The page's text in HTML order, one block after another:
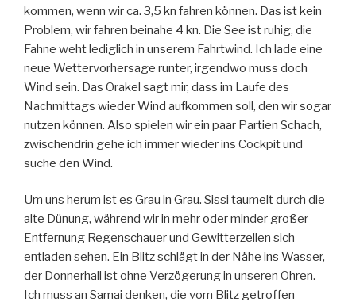
kommen, wenn wir ca. 3,5 kn fahren können. Das ist kein
Problem, wir fahren beinahe 4 kn. Die See ist ruhig, die
Fahne weht lediglich in unserem Fahrtwind. Ich lade eine
neue Wettervorhersage runter, irgendwo muss doch
Wind sein. Das Orakel sagt mir, dass im Laufe des
Nachmittags wieder Wind aufkommen soll, den wir sogar
nutzen können. Also spielen wir ein paar Partien Schach,
zwischendrin gehe ich immer wieder ins Cockpit und
suche den Wind.
Um uns herum ist es Grau in Grau. Sissi taumelt durch die
alte Dünung, während wir in mehr oder minder großer
Entfernung Regenschauer und Gewitterzellen sich
entladen sehen. Ein Blitz schlägt in der Nähe ins Wasser,
der Donnerhall ist ohne Verzögerung in unseren Ohren.
Ich muss an Samai denken, die vom Blitz getroffen